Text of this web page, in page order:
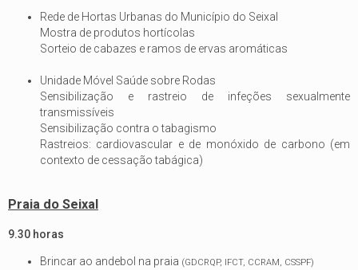
Rede de Hortas Urbanas do Município do Seixal
Mostra de produtos hortícolas
Sorteio de cabazes e ramos de ervas aromáticas
Unidade Móvel Saúde sobre Rodas
Sensibilização e rastreio de infeções sexualmente
transmissíveis
Sensibilização contra o tabagismo
Rastreios: cardiovascular e de monóxido de carbono (em
contexto de cessação tabágica)
Praia do Seixal
9.30 horas
Brincar ao andebol na praia (GDCRQP, IFCT, CCRAM, CSSPF)